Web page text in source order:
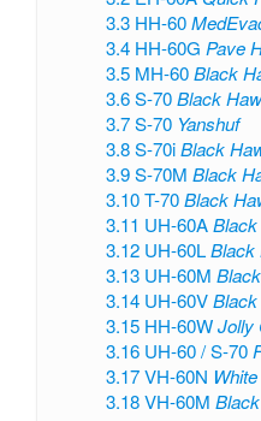
3.3 HH-60
3.4 HH-60G Pave
3.5 MH-60Black
3.6 S-70Black
3.7 S-70 Yanshuf
3.8 S-70iBlack
3.9 S-70MBlack
3.10 T-70Black
3.11 UH-60A
3.12 UH-60LBlack
3.13 UH-60M
3.14 UH-60V
3.15 HH-60WJolly
3.16 UH-60 / S-70
3.17 VH-60N
3.18 VH-60M